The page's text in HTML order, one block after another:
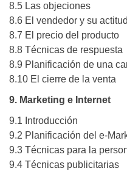
8.5 Las objeciones
8.6 El vendedor y su actitud
8.7 El precio del producto
8.8 Técnicas de respuesta
8.9 Planificación de una
8.10 El cierre de la venta
9. Marketing e Internet
9.1 Introducción
9.2 Planificación del e-
9.3 Técnicas para la
9.4 Técnicas publicitarias